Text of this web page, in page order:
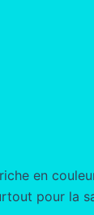
en
pour la